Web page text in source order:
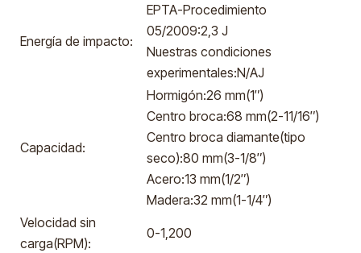
Energía de impacto:
EPTA-Procedimiento
05/2009:2,3 J
Nuestras condiciones
experimentales:N/AJ
Capacidad:
Hormigón:26 mm(1″)
Centro broca:68 mm(2-11/16″)
Centro broca diamante(tipo
seco):80 mm(3-1/8″)
Acero:13 mm(1/2″)
Madera:32 mm(1-1/4″)
Velocidad sin
carga(RPM):
0-1,200